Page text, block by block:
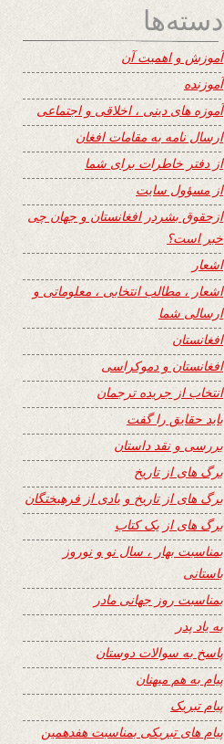
دسته‌ها
آموزش و اهمیت آن
آموزنده
آموزه های دینی ، اخلاقی و اجتماعی
ارسال نامه به مقامات افغان
از دفتر خاطرات برای شما
از مسؤول سایت
ازحقوق بشردر افغانستان و جهان چی
خبر است؟
اشعار
اشعار ، مطالب انتخابی ، معلوماتی و
ارسالی شما
افغانستان
افغانستان و دموکراسی
انتخاب از جریده ترجمان
باید حقایق را گفت
بررسی و نقد داستان
برگ های از تاریخ
برگ های از تاریخ و یادی از فرهیختگان
برگ های از یک کتاب
بمناسبت بهار ، سال نو و نوروز
باستانی
بمناسبت روز جهانی مادر
به یاد پدر
پاسخ به سوالات دوستان
پیام به هم میهنان
پیام تبریک
پیام های تبریکی بمناسبت هفدهمین